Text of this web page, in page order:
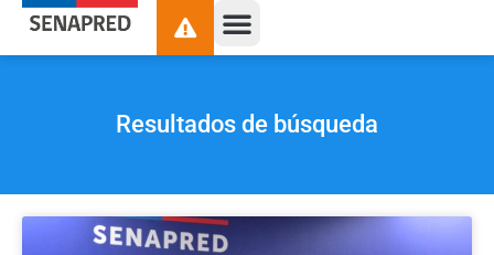
Resultados de búsqueda